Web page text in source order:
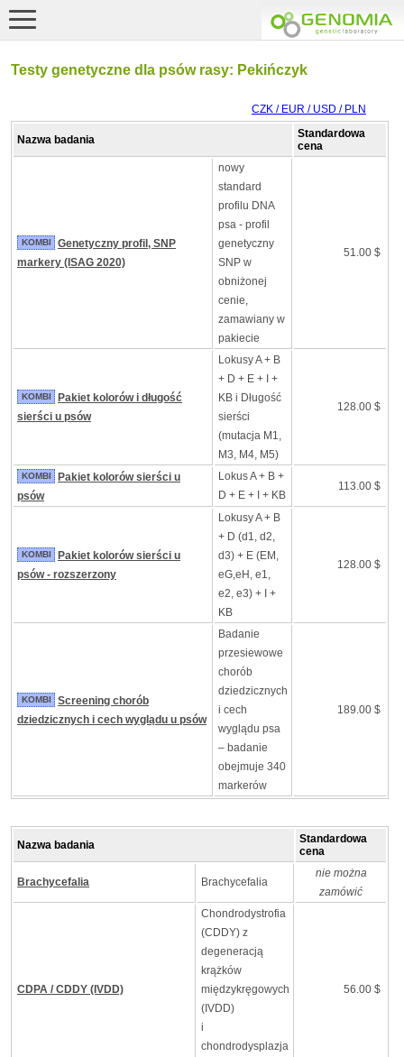
Testy genetyczne dla psów rasy: Pekińczyk
CZK / EUR / USD / PLN
Nazwa badania
Standardowa
cena
KOMBI
Genetyczny profil, SNP
markery (ISAG 2020)
nowy
standard
profilu DNA
psa - profil
genetyczny
SNP w
obniżonej
cenie,
zamawiany w
pakiecie
51.00 $
KOMBI
Pakiet kolorów i długość
sierści u psów
Lokusy A + B
+ D + E + I +
KB i Długość
sierści
(mutacja M1,
M3, M4, M5)
128.00 $
KOMBI
Pakiet kolorów sierści u
psów
Lokus A + B +
D + E + I + KB
113.00 $
KOMBI
Pakiet kolorów sierści u
psów - rozszerzony
Lokusy A + B
+ D (d1, d2,
d3) + E (EM,
eG,eH, e1,
e2, e3) + I +
KB
128.00 $
KOMBI
Screening chorób
dziedzicznych i cech wyglądu u psów
Badanie
przesiewowe
chorób
dziedzicznych
i cech
wyglądu psa
– badanie
obejmuje 340
markerów
189.00 $
Nazwa badania
Standardowa
cena
Brachycefalia Brachycefalia
nie można
zamówić
CDPA / CDDY (IVDD)
Chondrodystrofia
(CDDY) z
degeneracją
krążków
międzykręgowych
(IVDD)
i
chondrodysplazja
56.00 $